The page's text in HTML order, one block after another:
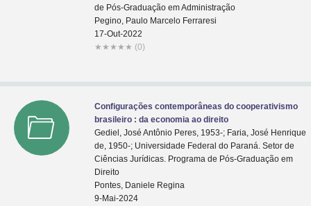
de Pós-Graduação em Administração
Pegino, Paulo Marcelo Ferraresi
17-Out-2022
★ ★ ★ ★ ★ (0)
Configurações contemporâneas do cooperativismo
brasileiro : da economia ao direito
Gediel, José Antônio Peres, 1953-; Faria, José Henrique
de, 1950-; Universidade Federal do Paraná. Setor de
Ciências Jurídicas. Programa de Pós-Graduação em
Direito
Pontes, Daniele Regina
9-Mai-2024